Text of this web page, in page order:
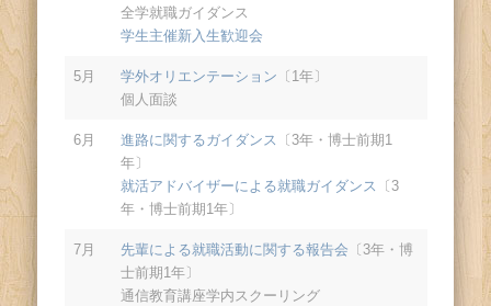
全学就職ガイダンス
学生主催新入生歓迎会
5月 学外オリエンテーション 〔1年〕
個人面談
6月 進路に関するガイダンス 〔3年・博士前期1
年〕
就活アドバイザーによる就職ガイダンス 〔3
年・博士前期1年〕
7月 先輩による就職活動に関する報告会 〔3年・博
士前期1年〕
通信教育講座学内スクーリング